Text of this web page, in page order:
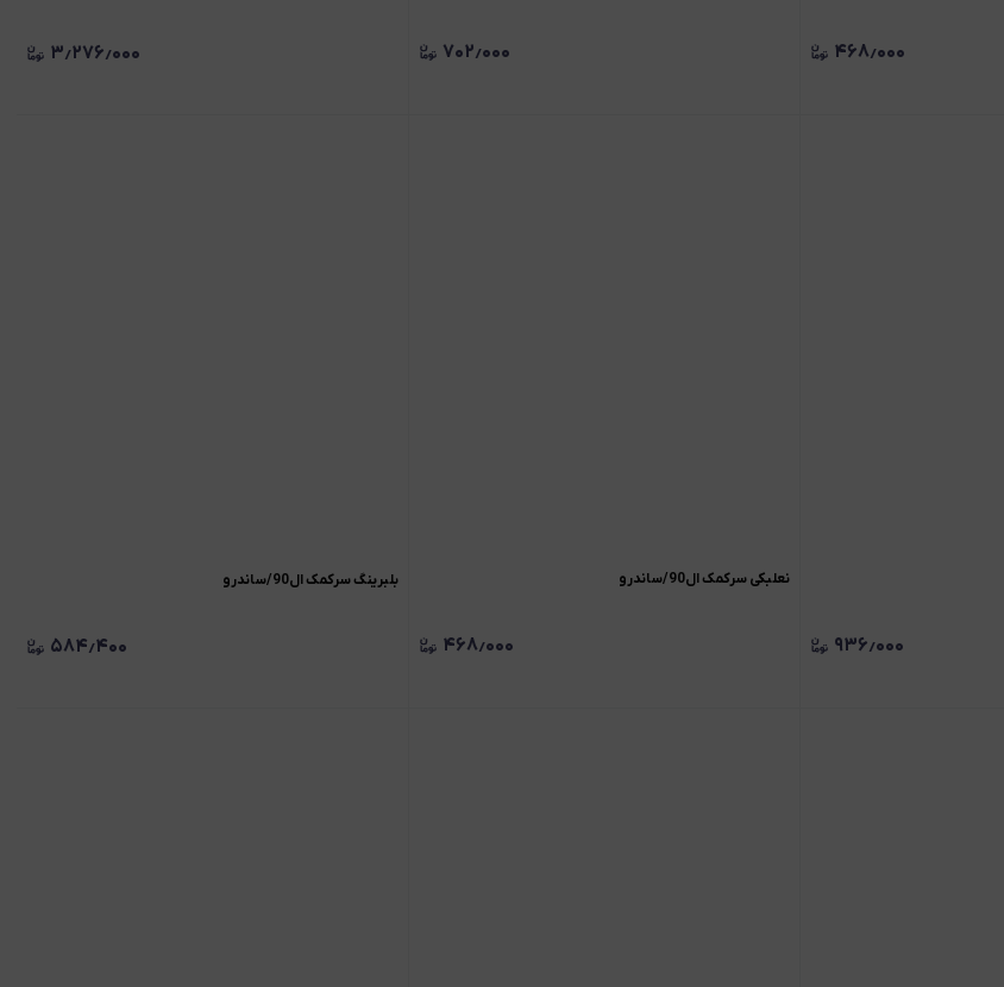
۴۶۸٫۰۰۰ ۷۰۲٫۰۰۰ ۳٫۲۷۶٫۰۰۰
۹۳۶٫۰۰۰
نعلبکی سرکمک ال90/ساندرو
۴۶۸٫۰۰۰
بلبرینگ سرکمک ال90/ساندرو
۵۸۴٫۴۰۰